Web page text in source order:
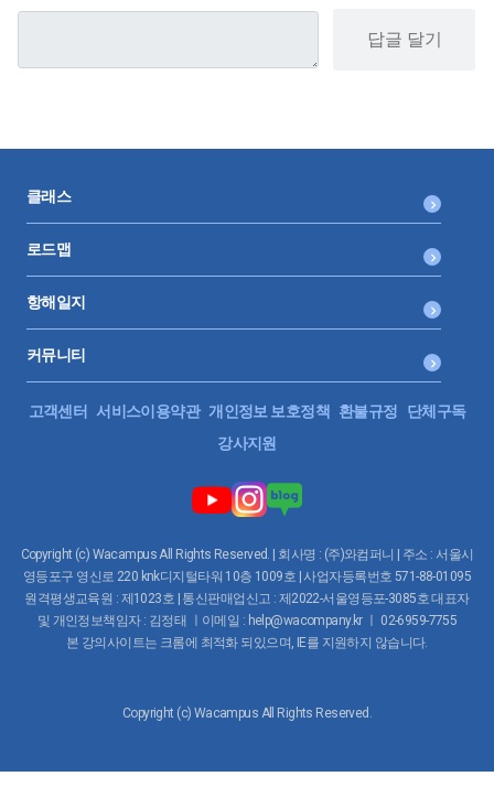
답글 달기
클래스
로드맵
항해일지
커뮤니티
고객센터 서비스이용약관 개인정보 보호정책 환불규정
단체구독
강사지원
Copyright (c) Wacampus All Rights Reserved. | 회사명 : (주)와컴퍼니 | 주소 : 서울시
영등포구 영신로 220 knk디지털타워 10층 1009호 | 사업자등록번호 571-88-01095
원격평생교육원 : 제1023호 | 통신판매업신고 : 제2022-서울영등포-3085호 대표자
및 개인정보책임자 : 김정태 ㅣ이메일 : help@wacompany.kr ㅣ 02-6959-7755
본 강의사이트는 크롬에 최적화 되있으며, IE를 지원하지 않습니다.
Copyright (c) Wacampus All Rights Reserved.